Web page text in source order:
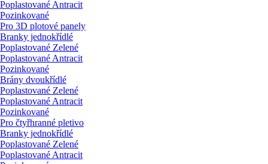
Poplastované Antracit
Pozinkované
Pro 3D plotové panely
Branky jednokřídlé
Poplastované Zelené
Poplastované Antracit
Pozinkované
Brány dvoukřídlé
Poplastované Zelené
Poplastované Antracit
Pozinkované
Pro čtyřhranné pletivo
Branky jednokřídlé
Poplastované Zelené
Poplastované Antracit